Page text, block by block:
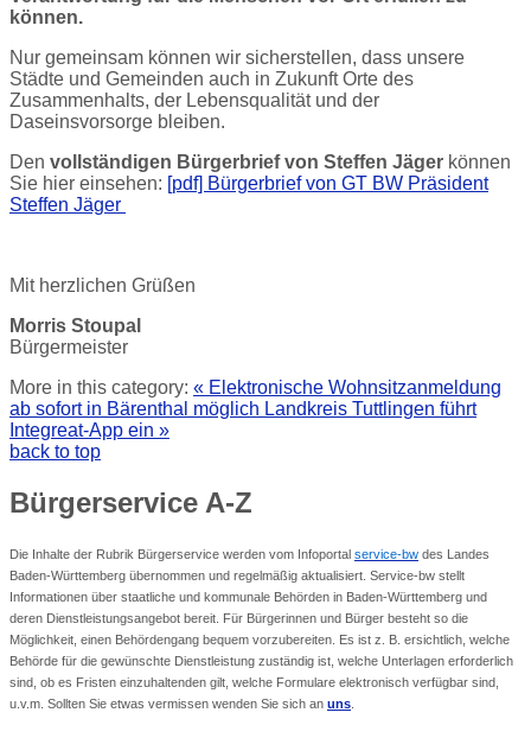
können.
Nur gemeinsam können wir sicherstellen, dass unsere
Städte und Gemeinden auch in Zukunft Orte des
Zusammenhalts, der Lebensqualität und der
Daseinsvorsorge bleiben.
Den vollständigen Bürgerbrief von Steffen Jäger können
Sie hier einsehen: [pdf] Bürgerbrief von GT BW Präsident
Steffen Jäger
Mit herzlichen Grüßen
Morris Stoupal
Bürgermeister
More in this category: « Elektronische Wohnsitzanmeldung
ab sofort in Bärenthal möglich Landkreis Tuttlingen führt
Integreat-App ein »
back to top
Bürgerservice A-Z
Die Inhalte der Rubrik Bürgerservice werden vom Infoportal service-bw des Landes
Baden-Württemberg übernommen und regelmäßig aktualisiert. Service-bw stellt
Informationen über staatliche und kommunale Behörden in Baden-Württemberg und
deren Dienstleistungsangebot bereit. Für Bürgerinnen und Bürger besteht so die
Möglichkeit, einen Behördengang bequem vorzubereiten. Es ist z. B. ersichtlich, welche
Behörde für die gewünschte Dienstleistung zuständig ist, welche Unterlagen erforderlich
sind, ob es Fristen einzuhaltenden gilt, welche Formulare elektronisch verfügbar sind,
u.v.m. Sollten Sie etwas vermissen wenden Sie sich an uns.